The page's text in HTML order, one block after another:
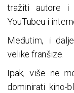
tražiti autore i
YouTubeu i
Međutim, i
velike franšize.
Ipak, više ne
dominirati kino-